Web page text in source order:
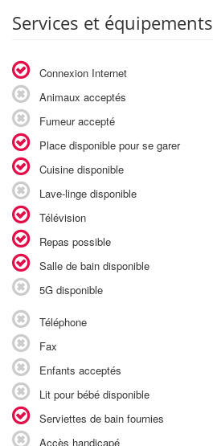
Services et équipements
Connexion Internet
Animaux acceptés
Fumeur accepté
Place disponible pour se garer
Cuisine disponible
Lave-linge disponible
Télévision
Repas possible
Salle de bain disponible
5G disponible
Téléphone
Fax
Enfants acceptés
Lit pour bébé disponible
Serviettes de bain fournies
Accès handicapé